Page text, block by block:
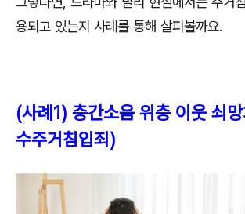
용되고 있는지 사례를 통해 살펴볼까요.
(사례 1) 층간소음 위층 이웃 쇠
수주거침입죄 )